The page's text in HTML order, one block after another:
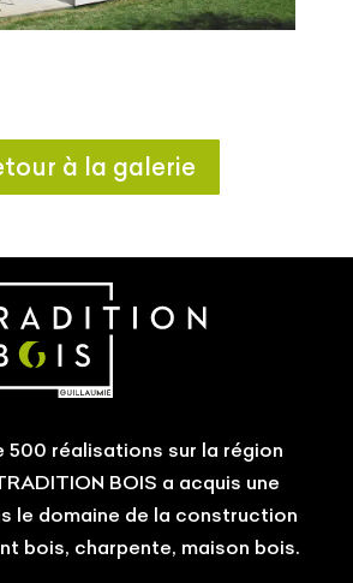
à la galerie
500 réalisations sur la région
BOIS a acquis une
le domaine de la construction
bois, charpente, maison bois.